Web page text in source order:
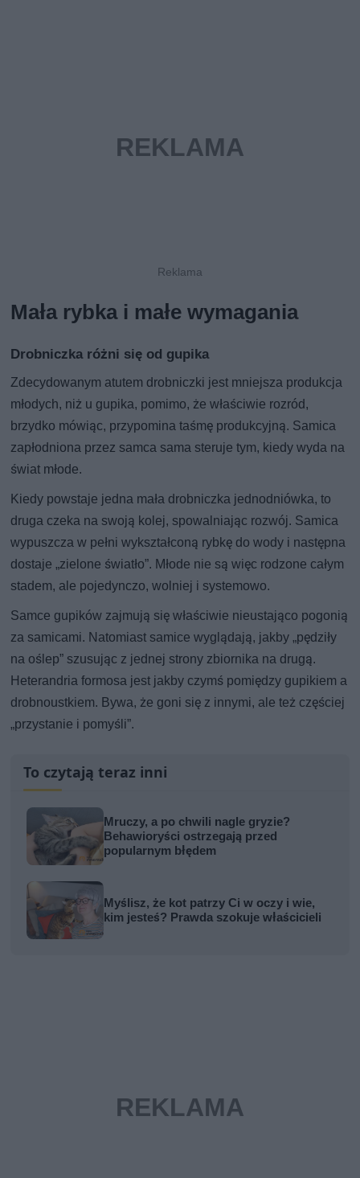
Mała rybka i małe wymagania
Drobniczka różni się od gupika
Zdecydowanym atutem drobniczki jest mniejsza produkcja
młodych, niż u gupika, pomimo, że właściwie rozród,
brzydko mówiąc, przypomina taśmę produkcyjną. Samica
zapłodniona przez samca sama steruje tym, kiedy wyda na
świat młode.
Kiedy powstaje jedna mała drobniczka jednodniówka, to
druga czeka na swoją kolej, spowalniając rozwój. Samica
wypuszcza w pełni wykształconą rybkę do wody i następna
dostaje „zielone światło”. Młode nie są więc rodzone całym
stadem, ale pojedynczo, wolniej i systemowo.
Samce gupików zajmują się właściwie nieustająco pogonią
za samicami. Natomiast samice wyglądają, jakby „pędziły
na oślep” szusując z jednej strony zbiornika na drugą.
Heterandria formosa jest jakby czymś pomiędzy gupikiem a
drobnoustkiem. Bywa, że goni się z innymi, ale też częściej
„przystanie i pomyśli”.
To czytają teraz inni
Mruczy, a po chwili nagle gryzie?
Behawioryści ostrzegają przed
popularnym błędem
Myślisz, że kot patrzy Ci w oczy i wie,
kim jesteś? Prawda szokuje właścicieli